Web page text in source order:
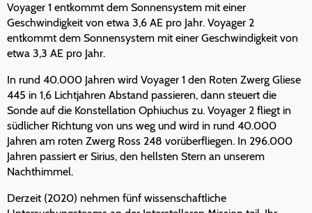
Voyager 1 entkommt dem Sonnensystem mit einer
Geschwindigkeit von etwa 3,6 AE pro Jahr. Voyager 2
entkommt dem Sonnensystem mit einer Geschwindigkeit von
etwa 3,3 AE pro Jahr.
In rund 40.000 Jahren wird Voyager 1 den Roten Zwerg Gliese
445 in 1,6 Lichtjahren Abstand passieren, dann steuert die
Sonde auf die Konstellation Ophiuchus zu. Voyager 2 fliegt in
südlicher Richtung von uns weg und wird in rund 40.000
Jahren am roten Zwerg Ross 248 vorüberfliegen. In 296.000
Jahren passiert er Sirius, den hellsten Stern an unserem
Nachthimmel.
Derzeit (2020) nehmen fünf wissenschaftliche